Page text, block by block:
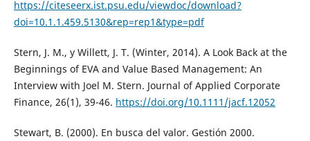
https://citeseerx.ist.psu.edu/viewdoc/download?
doi=10.1.1.459.5130&rep=rep1&type=pdf
Stern, J. M., y Willett, J. T. (Winter, 2014). A Look Back at the
Beginnings of EVA and Value Based Management: An
Interview with Joel M. Stern. Journal of Applied Corporate
Finance, 26(1), 39-46. https://doi.org/10.1111/jacf.12052
Stewart, B. (2000). En busca del valor. Gestión 2000.